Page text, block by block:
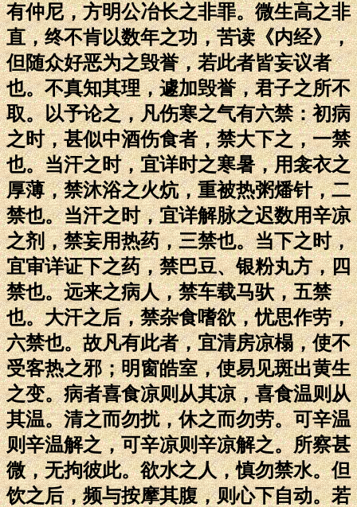
有仲尼，方明公冶长之非罪。微生高之非
直，终不肯以数年之功，苦读《内经》，
但随众好恶为之毁誉，若此者皆妄议者
也。不真知其理，遽加毁誉，君子之所不
取。以予论之，凡伤寒之气有六禁：初病
之时，甚似中酒伤食者，禁大下之，一禁
也。当汗之时，宜详时之寒暑，用衾衣之
厚薄，禁沐浴之火炕，重被热粥燔针，二
禁也。当汗之时，宜详解脉之迟数用辛凉
之剂，禁妄用热药，三禁也。当下之时，
宜审详证下之药，禁巴豆、银粉丸方，四
禁也。远来之病人，禁车载马驮，五禁
也。大汗之后，禁杂食嗜欲，忧思作劳，
六禁也。故凡有此者，宜清房凉榻，使不
受客热之邪；明窗皓室，使易见斑出黄生
之变。病者喜食凉则从其凉，喜食温则从
其温。清之而勿扰，休之而勿劳。可辛温
则辛温解之，可辛凉则辛凉解之。所察甚
微，无拘彼此。欲水之人，慎勿禁水。但
饮之后，频与按摩其腹，则心下自动。若